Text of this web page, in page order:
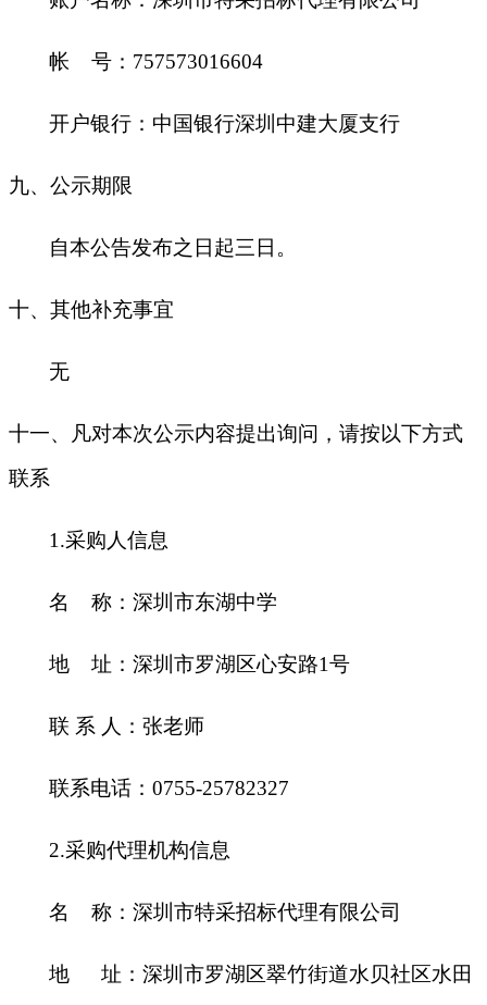
帐 号： 757573016604
开户银行：中国银行深圳中建大厦支行
九、公示期限
自本公告发布之日起三日。
十、其他补充事宜
无
十一、凡对本次公示内容提出询问，请按以下方式
联系
1.采购人信息
名 称：深圳市东湖中学
地 址：深圳市罗湖区心安路1号
联 系 人：张老师
联系电话： 0755-25782327
2.采购代理机构信息
名 称：深圳市特采招标代理有限公司
地
址：深圳市罗湖区翠竹街道水贝社区水田